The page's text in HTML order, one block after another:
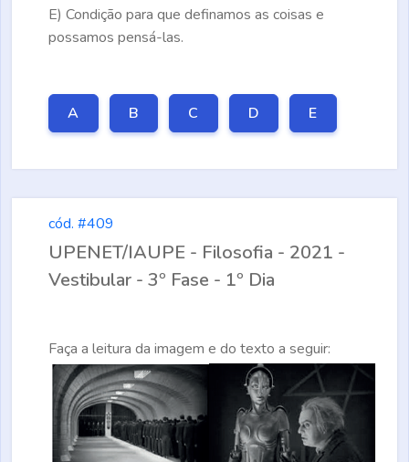
E) Condição para que definamos as coisas e
possamos pensá-las.
A B C D E
cód. #409
UPENET/IAUPE - Filosofia - 2021 -
Vestibular - 3º Fase - 1º Dia
Faça a leitura da imagem e do texto a seguir: